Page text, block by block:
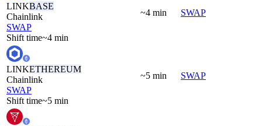
LINKBASE
Chainlink
SWAP
Shift time~4 min
~4 min SWAP
LINKETHEREUM
Chainlink
SWAP
Shift time~5 min
~5 min SWAP